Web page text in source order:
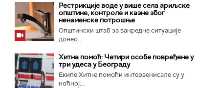
Рестрикције воде у више села ариљске
општине, контроле и казне због
ненаменске потрошње
Општински штаб за ванредне ситуације
донео...
Хитна помоћ: Четири особе повређене у
три удеса у Београду
Екипе Хитне помоћи интервенисале су у
ноћној...